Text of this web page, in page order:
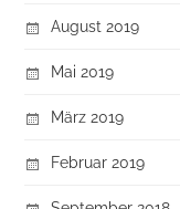
August 2019
Mai 2019
März 2019
Februar 2019